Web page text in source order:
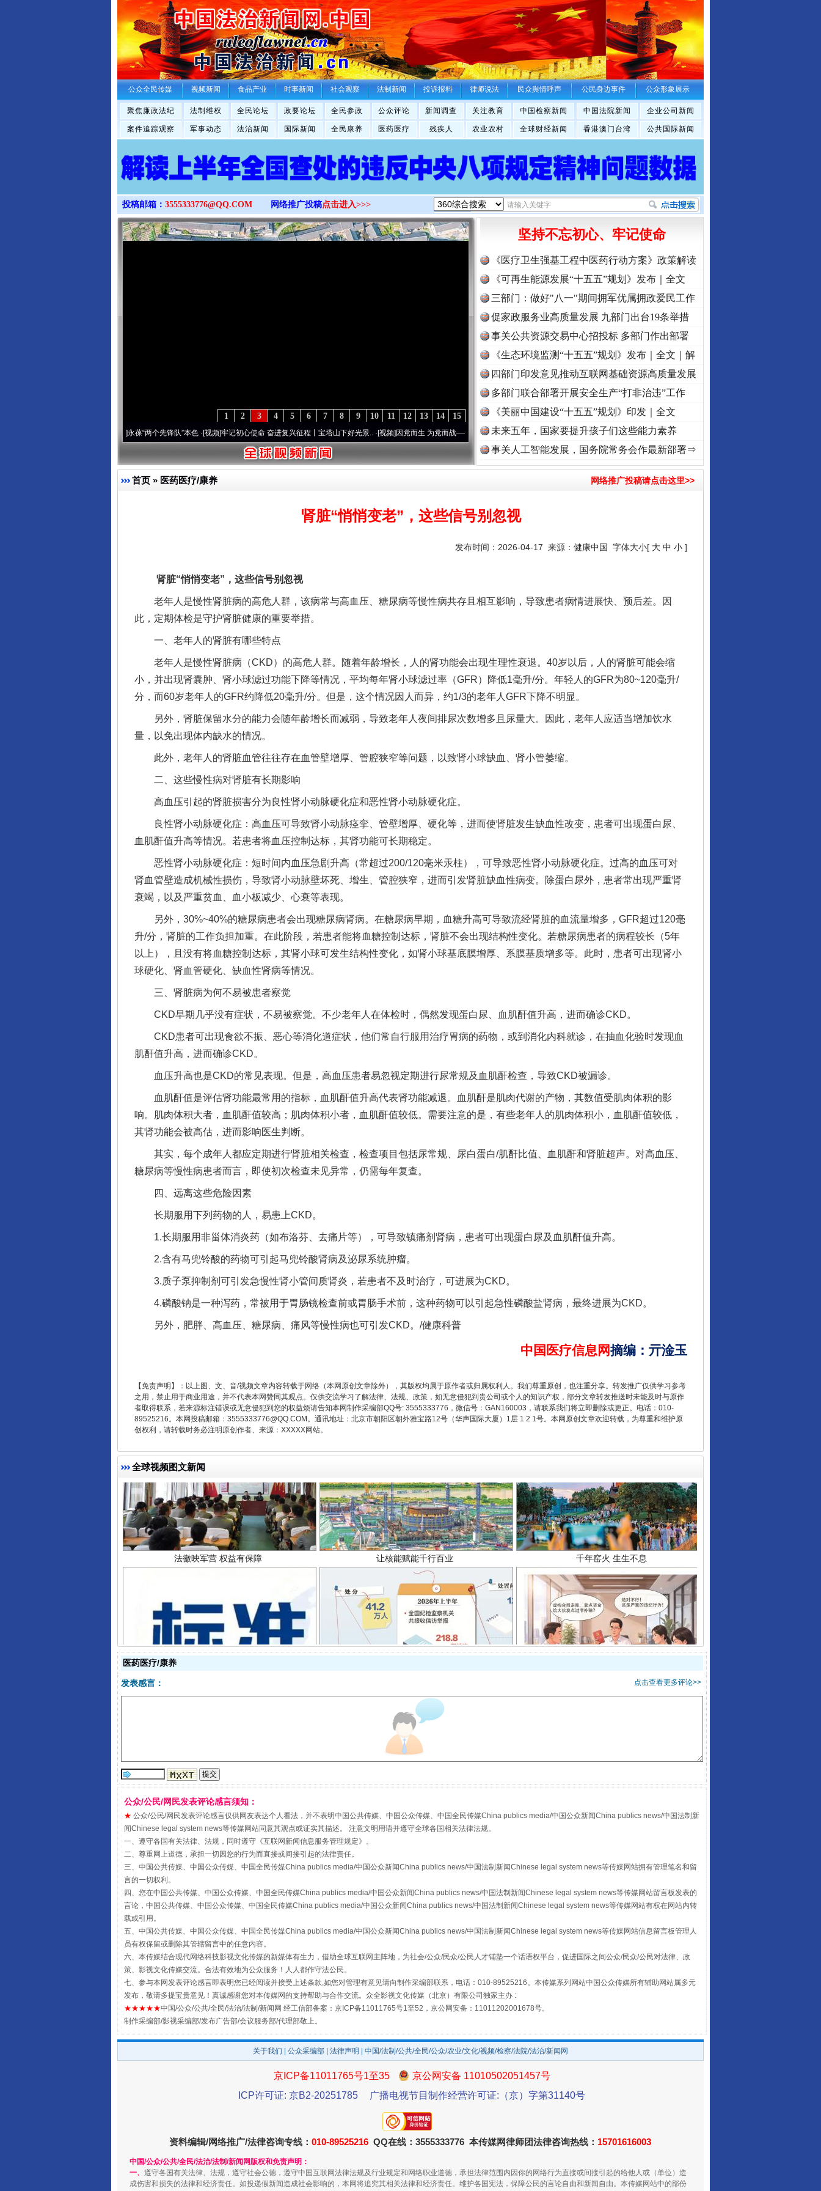
>
公众全民传媒 视频新闻 食品产业 时事新闻 社会观察 法制新闻 投诉报料 律师说法 民众舆情呼声 公民身边事件 公众形象展示
聚焦廉政法纪 法制维权 全民论坛 政要论坛 全民参政 公众评论 新闻调查 关注教育 中国检察新闻 中国法院新闻 企业公司新闻
案件追踪观察 军事动态 法治新闻 国际新闻 全民康养 医药医疗 残疾人 农业农村 全球财经新闻 香港澳门台湾 公共国际新闻
投稿邮箱： 3555333776@QQ.COM 网络推广投稿点击进入>>>
15
14
13
12
11
10
9
8
7
6
5
4
3
2
1
永葆“两个先锋队”本色·[视频]牢记初心使命 奋进复兴征程丨宝塔山下好光景..·[视频]因党而生 为党而战——百年“纪”事⑧加强纪律..·[视频]牢记初心使命 奋进复兴征程丨“转折之城”激荡..
坚持不忘初心、牢记使命
《医疗卫生强基工程中医药行动方案》政策解读
《可再生能源发展“十五五”规划》发布｜全文
三部门：做好"八一"期间拥军优属拥政爱民工作
促家政服务业高质量发展 九部门出台19条举措
事关公共资源交易中心招投标 多部门作出部署
《生态环境监测“十五五”规划》发布｜全文｜解
读
四部门印发意见推动互联网基础资源高质量发展
多部门联合部署开展安全生产“打非治违”工作
《美丽中国建设“十五五”规划》印发｜全文
未来五年，国家要提升孩子们这些能力素养
事关人工智能发展，国务院常务会作最新部署⇒
首页 » 医药医疗/康养 网络推广投稿请点击这里>>
肾脏“悄悄变老”，这些信号别忽视
发布时间：2026-04-17 来源： 健康中国 字体大小[ 大 中 小 ]
肾脏“悄悄变老”，这些信号别忽视
老年人是慢性肾脏病的高危人群，该病常与高血压、糖尿病等慢性病共存且相互影响，导致患者病情进展快、预后差。因
此，定期体检是守护肾脏健康的重要举措。
一、老年人的肾脏有哪些特点
老年人是慢性肾脏病（CKD）的高危人群。随着年龄增长，人的肾功能会出现生理性衰退。40岁以后，人的肾脏可能会缩
小，并出现肾囊肿、肾小球滤过功能下降等情况，平均每年肾小球滤过率（GFR）降低1毫升/分。年轻人的GFR为80~120毫升/
分，而60岁老年人的GFR约降低20毫升/分。但是，这个情况因人而异，约1/3的老年人GFR下降不明显。
另外，肾脏保留水分的能力会随年龄增长而减弱，导致老年人夜间排尿次数增多且尿量大。因此，老年人应适当增加饮水
量，以免出现体内缺水的情况。
此外，老年人的肾脏血管往往存在血管壁增厚、管腔狭窄等问题，以致肾小球缺血、肾小管萎缩。
二、这些慢性病对肾脏有长期影响
高血压引起的肾脏损害分为良性肾小动脉硬化症和恶性肾小动脉硬化症。
良性肾小动脉硬化症：高血压可导致肾小动脉痉挛、管壁增厚、硬化等，进而使肾脏发生缺血性改变，患者可出现蛋白尿、
血肌酐值升高等情况。若患者将血压控制达标，其肾功能可长期稳定。
恶性肾小动脉硬化症：短时间内血压急剧升高（常超过200/120毫米汞柱），可导致恶性肾小动脉硬化症。过高的血压可对
肾血管壁造成机械性损伤，导致肾小动脉壁坏死、增生、管腔狭窄，进而引发肾脏缺血性病变。除蛋白尿外，患者常出现严重肾
衰竭，以及严重贫血、血小板减少、心衰等表现。
另外，30%~40%的糖尿病患者会出现糖尿病肾病。在糖尿病早期，血糖升高可导致流经肾脏的血流量增多，GFR超过120毫
升/分，肾脏的工作负担加重。在此阶段，若患者能将血糖控制达标，肾脏不会出现结构性变化。若糖尿病患者的病程较长（5年
以上），且没有将血糖控制达标，其肾小球可发生结构性变化，如肾小球基底膜增厚、系膜基质增多等。此时，患者可出现肾小
球硬化、肾血管硬化、缺血性肾病等情况。
三、肾脏病为何不易被患者察觉
CKD早期几乎没有症状，不易被察觉。不少老年人在体检时，偶然发现蛋白尿、血肌酐值升高，进而确诊CKD。
CKD患者可出现食欲不振、恶心等消化道症状，他们常自行服用治疗胃病的药物，或到消化内科就诊，在抽血化验时发现血
肌酐值升高，进而确诊CKD。
血压升高也是CKD的常见表现。但是，高血压患者易忽视定期进行尿常规及血肌酐检查，导致CKD被漏诊。
血肌酐值是评估肾功能最常用的指标，血肌酐值升高代表肾功能减退。血肌酐是肌肉代谢的产物，其数值受肌肉体积的影
响。肌肉体积大者，血肌酐值较高；肌肉体积小者，血肌酐值较低。需要注意的是，有些老年人的肌肉体积小，血肌酐值较低，
其肾功能会被高估，进而影响医生判断。
其实，每个成年人都应定期进行肾脏相关检查，检查项目包括尿常规、尿白蛋白/肌酐比值、血肌酐和肾脏超声。对高血压、
糖尿病等慢性病患者而言，即使初次检查未见异常，仍需每年复查。
四、远离这些危险因素
长期服用下列药物的人，易患上CKD。
1.长期服用非甾体消炎药（如布洛芬、去痛片等），可导致镇痛剂肾病，患者可出现蛋白尿及血肌酐值升高。
2.含有马兜铃酸的药物可引起马兜铃酸肾病及泌尿系统肿瘤。
3.质子泵抑制剂可引发急慢性肾小管间质肾炎，若患者不及时治疗，可进展为CKD。
4.磷酸钠是一种泻药，常被用于胃肠镜检查前或胃肠手术前，这种药物可以引起急性磷酸盐肾病，最终进展为CKD。
另外，肥胖、高血压、糖尿病、痛风等慢性病也可引发CKD。/健康科普
中国医疗信息网摘编 ： 亓淦玉
【免责声明】：以上图、文、音/视频文章内容转载于网络（本网原创文章除外），其版权均属于原作者或归属权利人。我们尊重原创，也注重分享。转发推广仅供学习参考
之用，禁止用于商业用途，并不代表本网赞同其观点。仅供交流学习了解法律、法规、政策，如无意侵犯到贵公司或个人的知识产权，部分文章转发推送时未能及时与原作
者取得联系，若来源标注错误或无意侵犯到您的权益烦请告知本网制作采编部QQ号: 3555333776，微信号：GAN160003，请联系我们将立即删除或更正。电话：010-
89525216。本网投稿邮箱：3555333776@QQ.COM。通讯地址：北京市朝阳区朝外雅宝路12号（华声国际大厦）1层 1 2 1号。本网原创文章欢迎转载，为尊重和维护原
创权利，请转载时务必注明原创作者、来源：XXXXX网站。
全球视频图文新闻
完善运行机制助力责任有效落实 遏制非法添加！
一纸欠条伤亲情 巡回调解促和解.. 行业协会接连发公告
法徽映军营 权益有保障 让核能赋能千行百业 千年窑火 生生不息
一批国家标准开始实施 从数据变化看反腐深化 揭开“小金库”的免责幌子
以产业富民促振兴 酒驾未被当场查获能处罚吗 受贿1.44亿！段成刚被判无期
从幼儿园到大学，有这些资助 “后车司机肯定在骂我” 全民健身五年计划来了！等你上场
事关残疾人未来5年 让传统村落焕发生机 阿坝州三大球赛在茂县开幕
医药医疗/康养
点击查看更多评论>>
发表感言：
公众/公民/网民发表评论感言须知：
★ 公众/公民/网民发表评论感言仅供网友表达个人看法，并不表明中国公共传媒、中国公众传媒、中国全民传媒China publics media/中国公众新闻China publics news/中国法制新
闻Chinese legal system news等传媒网站同意其观点或证实其描述。 注意文明用语并遵守全球各国相关法律法规。
一、遵守各国有关法律、法规，同时遵守《互联网新闻信息服务管理规定》。
二、尊重网上道德，承担一切因您的行为而直接或间接引起的法律责任。
三、中国公共传媒、中国公众传媒、中国全民传媒China publics media/中国公众新闻China publics news/中国法制新闻Chinese legal system news等传媒网站拥有管理笔名和留
言的一切权利。
四、您在中国公共传媒、中国公众传媒、中国全民传媒China publics media/中国公众新闻China publics news/中国法制新闻Chinese legal system news等传媒网站留言板发表的
言论，中国公共传媒、中国公众传媒、中国全民传媒China publics media/中国公众新闻China publics news/中国法制新闻Chinese legal system news等传媒网站有权在网站内转
载或引用。
五、中国公共传媒、中国公众传媒、中国全民传媒China publics media/中国公众新闻China publics news/中国法制新闻Chinese legal system news等传媒网站信息留言板管理人
员有权保留或删除其管辖留言中的任意内容。
六、本传媒结合现代网络科技影视文化传媒的新媒体有生力，借助全球互联网主阵地，为社会/公众/民众/公民人才铺垫一个话语权平台，促进国际之间公众/民众/公民对法律、政
策、影视文化传媒交流。合法有效地为公众服务！人人都作守法公民。
七、参与本网发表评论感言即表明您已经阅读并接受上述条款,如您对管理有意见请向制作采编部联系，电话：010-89525216。本传媒系列网站中国公众传媒所有辅助网站属多元
发布，敬请多提宝贵意见！真诚感谢您对本传媒网的支持帮助与合作交流。众全影视文化传媒（北京）有限公司独家主办 :
★★★★★中国/公众/公共/全民/法治/法制/新闻网 经工信部备案：京ICP备11011765号1至52，京公网安备：11011202001678号。
制作采编部/影视采编部/发布广告部/会议服务部/代理部敬上。
关于我们 公众采编部 法律声明 | 中国/法制/公共/全民/公众/农业/文化/视频/检察/法院/法治/新闻网
京ICP备11011765号1至35
京公网安备 11010502051457号
ICP许可证: 京B2-20251785
广播电视节目制作经营许可证:（京）字第31140号
资料编辑/网络推广/法律咨询专线： 010-89525216 QQ在线：3555333776 本传媒网律师团法律咨询热线： 15701616003
中国/公众/公共/全民/法治/法制/新闻网版权和免责声明：
一、 遵守各国有关法律、法规，遵守社会公德，遵守中国互联网法律法规及行业规定和网络职业道德，承担法律范围内因你的网络行为直接或间接引起的给他人或（单位）造
成伤害和损失的法律和经济责任。如投递假新闻造成社会影响的，本网将追究其相关法律和经济责任。维护各国宪法，保障公民的言论自由和新闻自由。本传媒网站中的部份